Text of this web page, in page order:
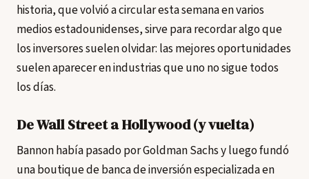
historia, que volvió a circular esta semana en varios
medios estadounidenses, sirve para recordar algo que
los inversores suelen olvidar: las mejores oportunidades
suelen aparecer en industrias que uno no sigue todos
los días.
De Wall Street a Hollywood (y vuelta)
Bannon había pasado por Goldman Sachs y luego fundó
una boutique de banca de inversión especializada en